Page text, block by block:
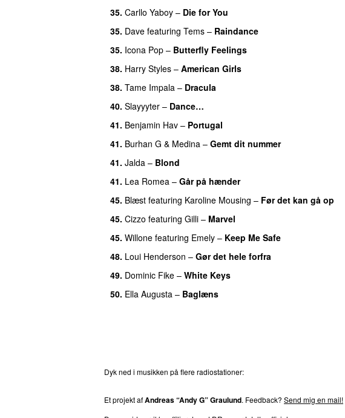
35. Carllo Yaboy – Die for You
35. Dave featuring Tems – Raindance
35. Icona Pop – Butterfly Feelings
38. Harry Styles – American Girls
38. Tame Impala – Dracula
40. Slayyyter – Dance…
41. Benjamin Hav – Portugal
41. Burhan G & Medina – Gemt dit nummer
41. Jalda – Blond
41. Lea Romea – Går på hænder
45. Blæst featuring Karoline Mousing – Før det kan gå op
45. Cizzo featuring Gilli – Marvel
45. Willone featuring Emely – Keep Me Safe
48. Loui Henderson – Gør det hele forfra
49. Dominic Fike – White Keys
50. Ella Augusta – Baglæns
Dyk ned i musikken på flere radiostationer:
Et projekt afAndreas “Andy G” Graulund. Feedback? Send mig en mail!